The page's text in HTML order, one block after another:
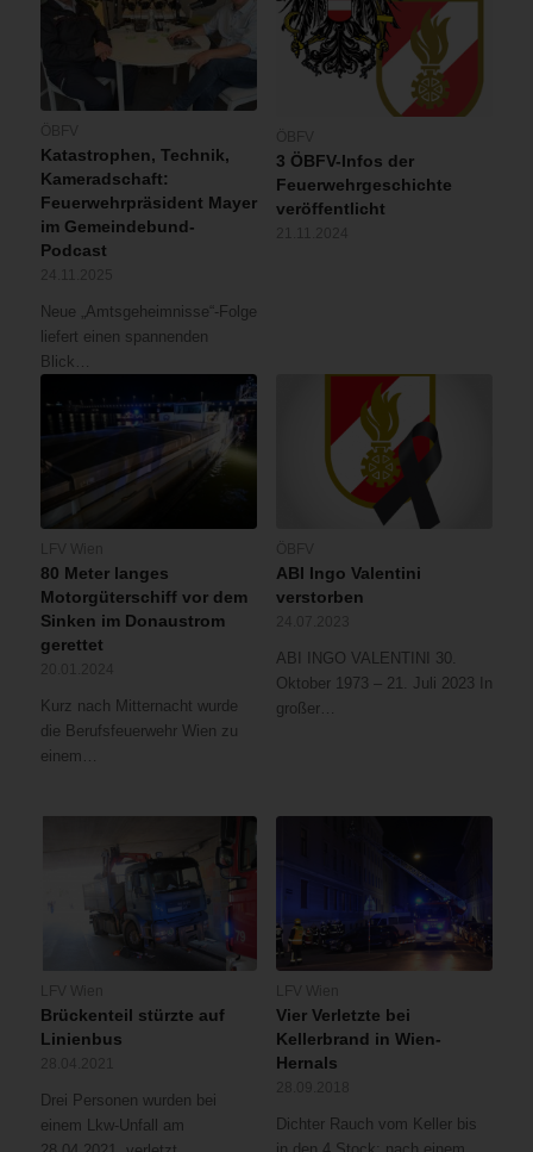
Katastrophen, Technik,
Kameradschaft:
Feuerwehrpräsident Mayer
im Gemeindebund-
Podcast
Neue „Amtsgeheimnisse“-Folge
liefert einen spannenden
Blick…
3 ÖBFV-Infos der
Feuerwehrgeschichte
veröffentlicht
80 Meter langes
Motorgüterschiff vor dem
Sinken im Donaustrom
gerettet
Kurz nach Mitternacht wurde
die Berufsfeuerwehr Wien zu
einem…
ABI Ingo Valentini
verstorben
ABI INGO VALENTINI 30.
Oktober 1973 – 21. Juli 2023 In
großer…
Brückenteil stürzte auf
Linienbus
Drei Personen wurden bei
einem Lkw-Unfall am
Vier Verletzte bei
Kellerbrand in Wien-
Hernals
Dichter Rauch vom Keller bis